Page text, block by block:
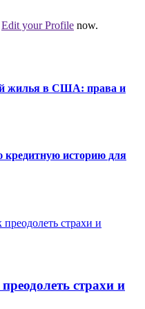
Edit your Profile now.
жилья в США: права и
кредитную историю для
страхи и